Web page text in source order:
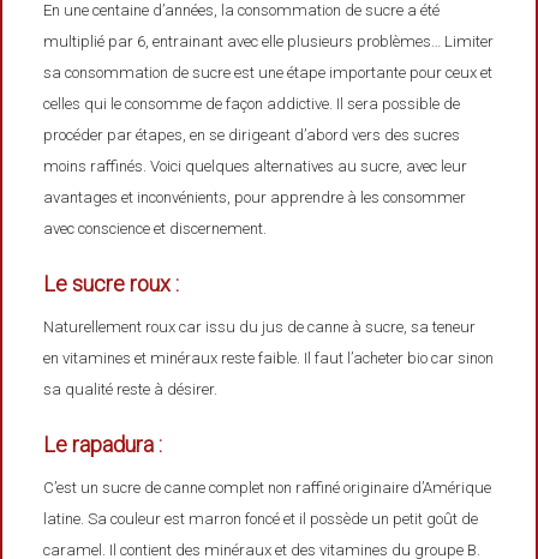
En une centaine d’années, la consommation de sucre a été
multiplié par 6, entrainant avec elle plusieurs problèmes… Limiter
sa consommation de sucre est une étape importante pour ceux et
celles qui le consomme de façon addictive. Il sera possible de
procéder par étapes, en se dirigeant d’abord vers des sucres
moins raffinés. Voici quelques alternatives au sucre, avec leur
avantages et inconvénients, pour apprendre à les consommer
avec conscience et discernement.
Le sucre roux :
Naturellement roux car issu du jus de canne à sucre, sa teneur
en vitamines et minéraux reste faible. Il faut l’acheter bio car sinon
sa qualité reste à désirer.
Le rapadura :
C’est un sucre de canne complet non raffiné originaire d’Amérique
latine. Sa couleur est marron foncé et il possède un petit goût de
caramel. Il contient des minéraux et des vitamines du groupe B.